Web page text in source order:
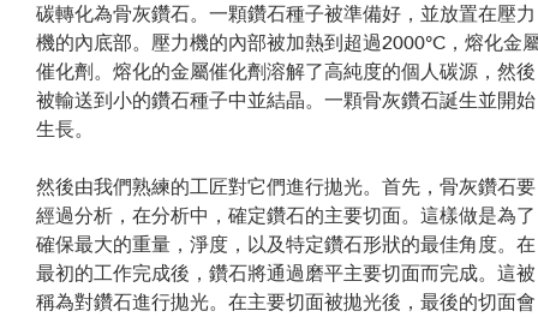
碳轉化為骨灰鑽石。一顆鑽石種子被準備好，並放置在壓力
機的內底部。壓力機的內部被加熱到超過2000°C，熔化金
催化劑。熔化的金屬催化劑溶解了高純度的個人碳源，然後
被輸送到小的鑽石種子中並結晶。一顆骨灰鑽石誕生並開始
生長。
然後由我們熟練的工匠對它們進行拋光。首先，骨灰鑽石要
經過分析，在分析中，確定鑽石的主要切面。這樣做是為了
確保最大的重量，淨度，以及特定鑽石形狀的最佳角度。在
最初的工作完成後，鑽石將通過磨平主要切面而完成。這被
稱為對鑽石進行拋光。在主要切面被拋光後，最後的切面會